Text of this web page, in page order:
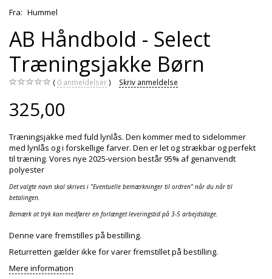
Fra: Hummel
AB Håndbold - Select
Træningsjakke Børn
0 anmeldelser Skriv anmeldelse
325,00
Træningsjakke med fuld lynlås. Den kommer med to sidelommer
med lynlås og i forskellige farver. Den er let og strækbar og perfekt
til træning. Vores nye 2025-version består 95% af genanvendt
polyester
Det valgte navn skal skrives i "Eventuelle bemærkninger til ordren" når du når til
betalingen.
Bemærk at tryk kan medfører en forlænget leveringstid på 3-5 arbejdsdage.
Denne vare fremstilles på bestilling.
Returretten gælder ikke for varer fremstillet på bestilling.
Mere information